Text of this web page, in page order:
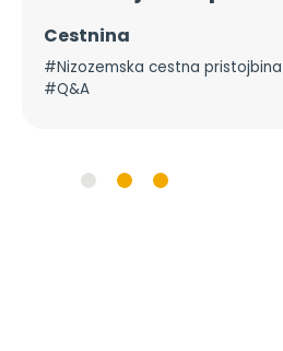
Cestnina
#Nizozemska cestna
#Q&A